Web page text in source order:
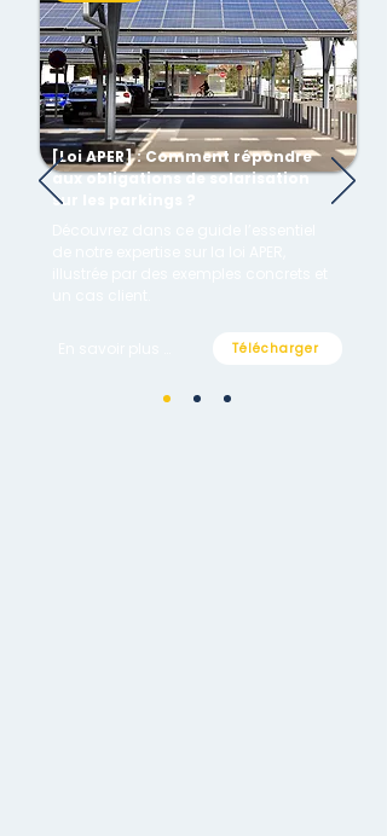
[Loi APER] : Comment répondre
aux obligations de solarisation
sur les parkings ?
Télécharger